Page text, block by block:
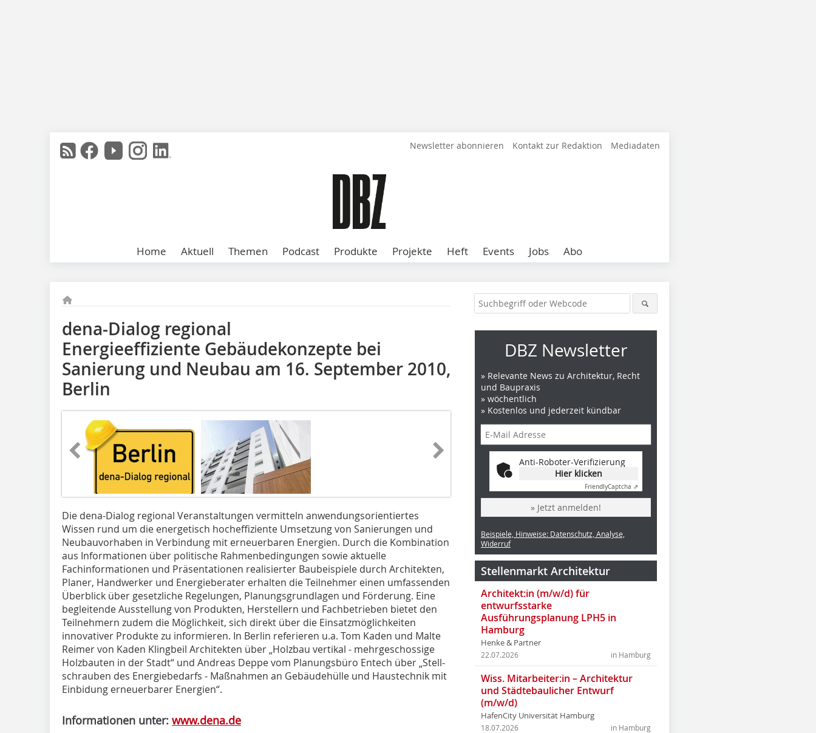
Newsletter abonnieren Kontakt zur Redaktion Mediadaten
Home Aktuell Themen Podcast Produkte Projekte Heft Events Jobs Abo
dena-Dialog regional
Energieeffiziente Gebäudekonzepte bei
Sanierung und Neubau am 16. September 2010,
Berlin
Die dena-Dialog regional Veranstaltungen ver­mitteln anwendungsorientiertes
Wissen rund um die energetisch hocheffiziente Umsetzung von Sanierungen und
Neubauvorhaben in Verbindung mit erneuerbaren Energien. Durch die Kombination
aus Informationen über politische Rahmenbedingungen sowie aktuelle
Fachinformationen und Präsentationen realisierter Baubeispiele durch Architekten,
Planer, Handwerker und Energieberater erhalten die Teilnehmer einen umfassenden
Überblick über gesetzliche Regelungen, Planungsgrund­lagen und Förderung. Eine
begleitende Ausstellung von Produkten, Herstellern und Fach­betrieben bietet den
Teilnehmern zudem die Möglichkeit, sich direkt über die Einsatzmöglichkeiten
innovativer Produkte zu informieren. In Berlin referieren u.a. Tom Kaden und Malte
Reimer von Kaden Klingbeil Architek­ten über „Holzbau vertikal - mehrgeschossige
Holzbauten in der Stadt“ und Andreas Deppe vom Planungsbüro Entech über „Stell­
schrauben des Energiebedarfs - Maßnahmen an Gebäudehülle und Haustechnik mit
Einbidung erneuerbarer Energien“.
Informationen unter: www.dena.de
DBZ Newsletter
» Relevante News zu Architektur, Recht
und Baupraxis
» wöchentlich
» Kostenlos und jederzeit kündbar
Anti-Roboter-Verifizierung
Hier klicken
FriendlyCaptcha ⇗
» Jetzt anmelden!
Beispiele, Hinweise: Datenschutz, Analyse,
Widerruf
Stellenmarkt Architektur
Architekt:in (m/w/d) für
entwurfsstarke
Ausführungsplanung LPH5 in
Hamburg
Henke & Partner
in Hamburg
22.07.2026
Wiss. Mitarbeiter:in – Architektur
und Städtebaulicher Entwurf
(m/w/d)
HafenCity Universität Hamburg
in Hamburg
18.07.2026